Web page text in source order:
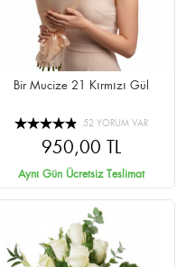
Bir Mucize 21 Kırmızı Gül
52 YORUM VAR
950,00 TL
Aynı Gün Ücretsiz Teslimat